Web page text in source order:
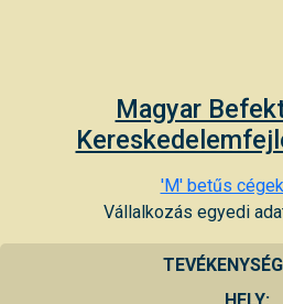
Magyar
'M' betűs
Vállalkozás egyedi